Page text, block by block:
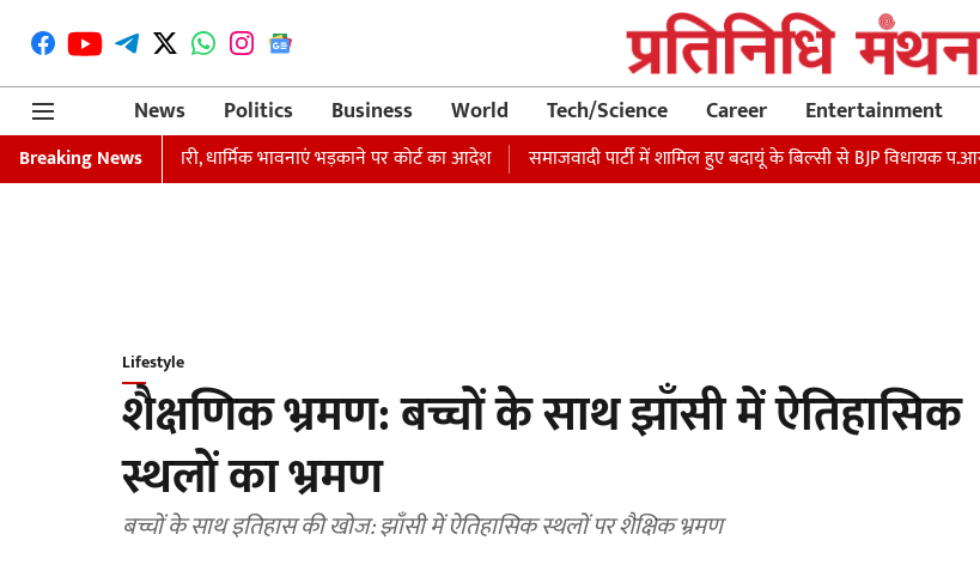
News
Politics Business World Tech/Science Career Entertainment
Breaking News
का वारंट जारी, धार्मिक भावनाएं भड़काने पर कोर्ट का आदेश समाजवादी पार्टी में शामिल हुए बदायूं के बिल्सी से BJP विधायक प.आर के शर्मा
Lifestyle
शैक्षणिक भ्रमण: बच्चों के साथ झाँसी में ऐतिहासिक
स्थलों का भ्रमण
बच्चों के साथ इतिहास की खोज: झाँसी में ऐतिहासिक स्थलों पर शैक्षिक भ्रमण